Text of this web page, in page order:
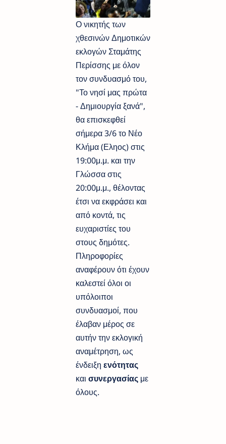
Ο νικητής των
χθεσινών Δημοτικών
εκλογών Σταμάτης
Περίσσης με όλον
τον συνδυασμό του,
"Το νησί μας πρώτα
- Δημιουργία ξανά",
θα επισκεφθεί
σήμερα 3/6 το Νέο
Κλήμα (Εληος) στις
19:00μ.μ. και την
Γλώσσα στις
20:00μ.μ., θέλοντας
έτσι να εκφράσει και
από κοντά, τις
ευχαριστίες του
στους δημότες.
Πληροφορίες
αναφέρουν ότι έχουν
καλεστεί όλοι οι
υπόλοιποι
συνδυασμοί, που
έλαβαν μέρος σε
αυτήν την εκλογική
αναμέτρηση, ως
ένδειξη ενότητας
και συνεργασίας με
όλους.